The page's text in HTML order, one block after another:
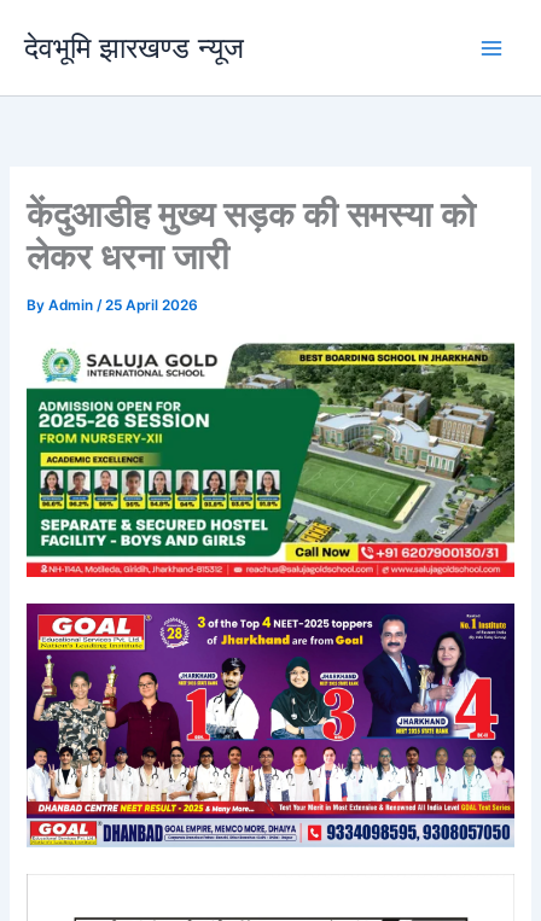
content
देवभूमि झारखण्ड न्यूज
केंदुआडीह मुख्य सड़क की समस्या को
लेकर धरना जारी
ByAdmin/25 April 2026